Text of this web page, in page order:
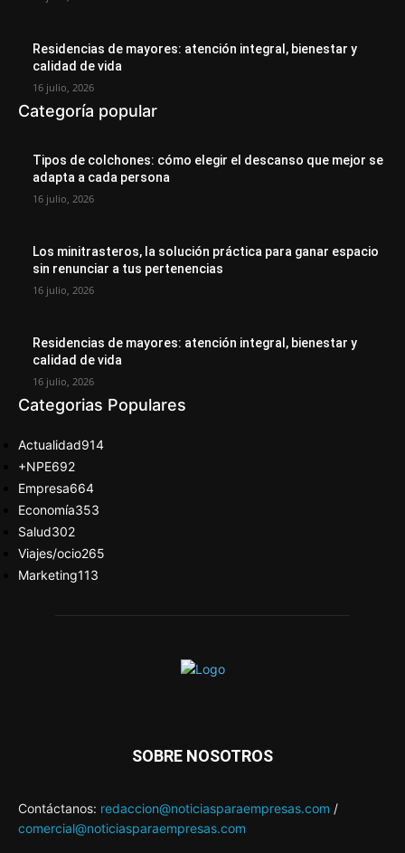
Residencias de mayores: atención integral, bienestar y
calidad de vida
16 julio, 2026
Categoría popular
Tipos de colchones: cómo elegir el descanso que mejor se
adapta a cada persona
16 julio, 2026
Los minitrasteros, la solución práctica para ganar espacio
sin renunciar a tus pertenencias
16 julio, 2026
Residencias de mayores: atención integral, bienestar y
calidad de vida
16 julio, 2026
Categorias Populares
Actualidad914
+NPE692
Empresa664
Economía353
Salud302
Viajes/ocio265
Marketing113
SOBRE NOSOTROS
Contáctanos: redaccion@noticiasparaempresas.com /
comercial@noticiasparaempresas.com